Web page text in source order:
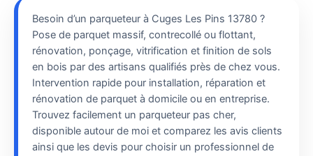
Besoin d’un parqueteur à Cuges Les Pins 13780 ?
Pose de parquet massif, contrecollé ou flottant,
rénovation, ponçage, vitrification et finition de sols
en bois par des artisans qualifiés près de chez vous.
Intervention rapide pour installation, réparation et
rénovation de parquet à domicile ou en entreprise.
Trouvez facilement un parqueteur pas cher,
disponible autour de moi et comparez les avis clients
ainsi que les devis pour choisir un professionnel de